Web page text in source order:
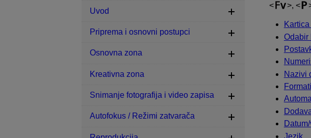
,
Odabir
Nazivi
Jezik
Uvod
Priprema i osnovni postupci
Osnovna zona
Kreativna zona
Snimanje fotografija i video zapisa
Autofokus / Režimi zatvarača